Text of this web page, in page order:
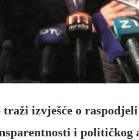
izvješće o
i političkog